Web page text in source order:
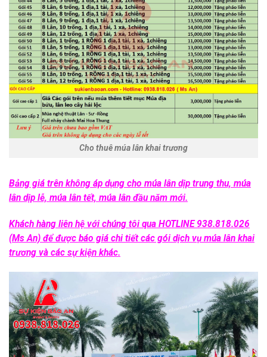
Cho thuê múa lân khai trương
Bảng giá trên không áp dụng cho múa lân dịp trung thu, múa
lân dịp lễ, múa lân tết, múa lân đầu năm mới.
Khách hàng liên hệ với chúng tôi qua HOTLINE 938.818.026
(Ms An) để được báo giá chi tiết các gói dịch vụ múa lân khai
trương và các sự kiện khác.